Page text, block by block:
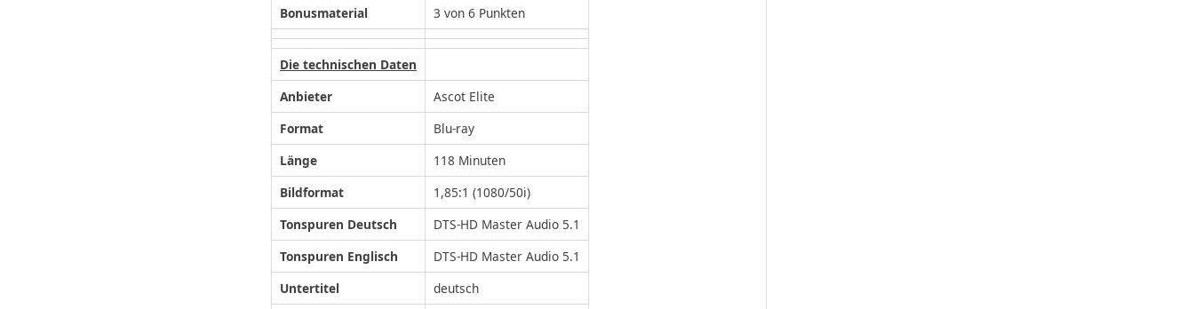
Bonusmaterial
3 von 6 Punkten
Die technischen Daten
Anbieter
Ascot Elite
Format
Blu-ray
Länge
118 Minuten
Bildformat
1,85:1 (1080/50i)
Tonspuren Deutsch
DTS-HD Master Audio 5.1
Tonspuren Englisch
DTS-HD Master Audio 5.1
Untertitel
deutsch